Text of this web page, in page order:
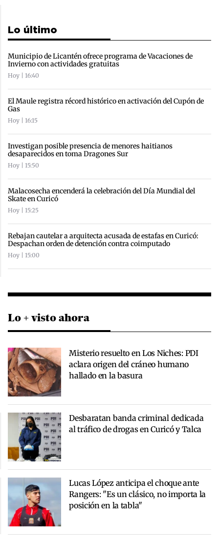
Lo último
Municipio de Licantén ofrece programa de Vacaciones de
Invierno con actividades gratuitas
Hoy | 16:40
El Maule registra récord histórico en activación del Cupón de
Gas
Hoy | 16:15
Investigan posible presencia de menores haitianos
desaparecidos en toma Dragones Sur
Hoy | 15:50
Malacosecha encenderá la celebración del Día Mundial del
Skate en Curicó
Hoy | 15:25
Rebajan cautelar a arquitecta acusada de estafas en Curicó:
Despachan orden de detención contra coimputado
Hoy | 15:00
Lo + visto ahora
Misterio resuelto en Los Niches: PDI
aclara origen del cráneo humano
hallado en la basura
Desbaratan banda criminal dedicada
al tráfico de drogas en Curicó y Talca
Lucas López anticipa el choque ante
Rangers: "Es un clásico, no importa la
posición en la tabla"